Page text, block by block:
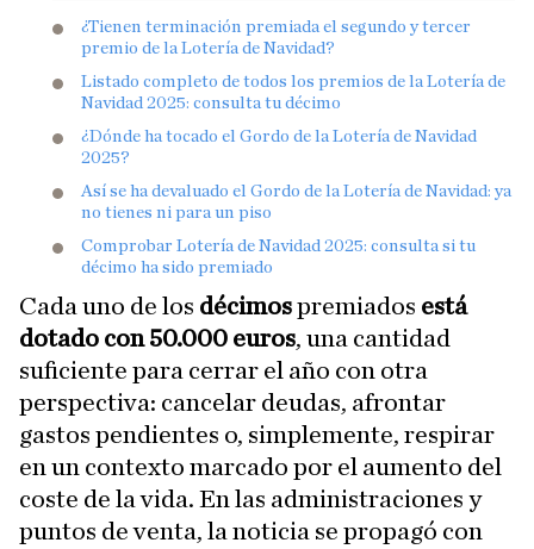
¿Tienen terminación premiada el segundo y tercer
premio de la Lotería de Navidad?
Listado completo de todos los premios de la Lotería de
Navidad 2025: consulta tu décimo
¿Dónde ha tocado el Gordo de la Lotería de Navidad
2025?
Así se ha devaluado el Gordo de la Lotería de Navidad: ya
no tienes ni para un piso
Comprobar Lotería de Navidad 2025: consulta si tu
décimo ha sido premiado
Cada uno de los décimospremiados está
dotado con 50.000 euros, una cantidad
suficiente para cerrar el año con otra
perspectiva: cancelar deudas, afrontar
gastos pendientes o, simplemente, respirar
en un contexto marcado por el aumento del
coste de la vida. En las administraciones y
puntos de venta, la noticia se propagó con